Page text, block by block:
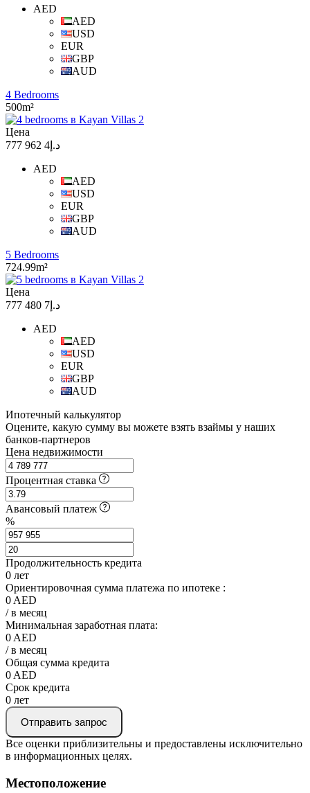
AED
AED
USD
EUR
GBP
AUD
4 Bedrooms
500m²
Цена
د.إ4 962 777
AED
AED
USD
EUR
GBP
AUD
5 Bedrooms
724.99m²
Цена
د.إ7 480 777
AED
AED
USD
EUR
GBP
AUD
Ипотечный калькулятор
Оцените, какую сумму вы можете взять взаймы у наших
банков-партнеров
Цена недвижимости
Процентная ставка
Авансовый платеж
%
Продолжительность кредита
0 лет
Ориентировочная сумма платежа по ипотеке :
0 AED
/ в месяц
Минимальная заработная плата:
0 AED
/ в месяц
Общая сумма кредита
0 AED
Срок кредита
0 лет
Отправить запрос
Все оценки приблизительны и предоставлены исключительно
в информационных целях.
Местоположение